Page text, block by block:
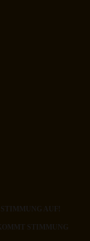
AUF!
STIMMUNG